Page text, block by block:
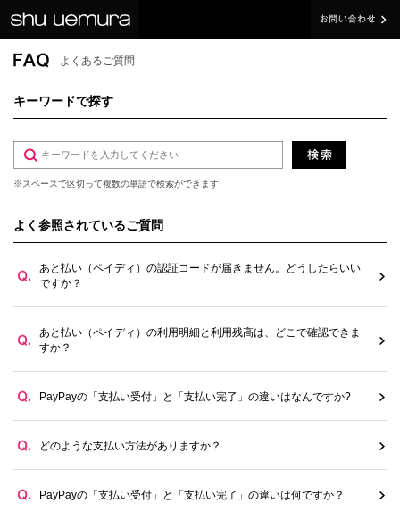
よくあるご質問
キーワードで探す
※スペースで区切って複数の単語で検索ができます
よく参照されているご質問
あと払い（ペイディ）の認証コードが届きません。どうしたらいい
ですか？
あと払い（ペイディ）の利用明細と利用残高は、どこで確認できま
すか？
PayPayの「支払い受付」と「支払い完了」の違いはなんですか?
どのような支払い方法がありますか？
PayPayの「支払い受付」と「支払い完了」の違いは何ですか？